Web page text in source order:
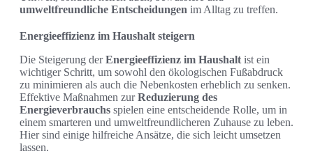
umweltfreundliche Entscheidungen im Alltag zu treffen.
Energieeffizienz im Haushalt steigern
Die Steigerung derEnergieeffizienz im Haushalt ist ein
wichtiger Schritt, um sowohl den ökologischen Fußabdruck
zu minimieren als auch die Nebenkosten erheblich zu senken.
Effektive Maßnahmen zurReduzierung des
Energieverbrauchs spielen eine entscheidende Rolle, um in
einem smarteren und umweltfreundlicheren Zuhause zu leben.
Hier sind einige hilfreiche Ansätze, die sich leicht umsetzen
lassen.